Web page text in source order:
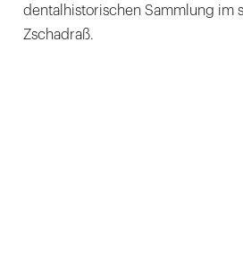
dentalhistorischen Sammlung im
Zschadraß.